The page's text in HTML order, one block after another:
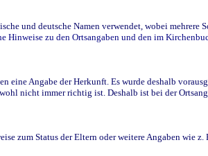
und deutsche Namen verwendet, wobei
Hinweise zu den Ortsangaben und den im
eine Angabe der Herkunft. Es wurde deshalb
nicht immer richtig ist. Deshalb ist bei der
zum Status der Eltern oder weitere Angaben wie z.